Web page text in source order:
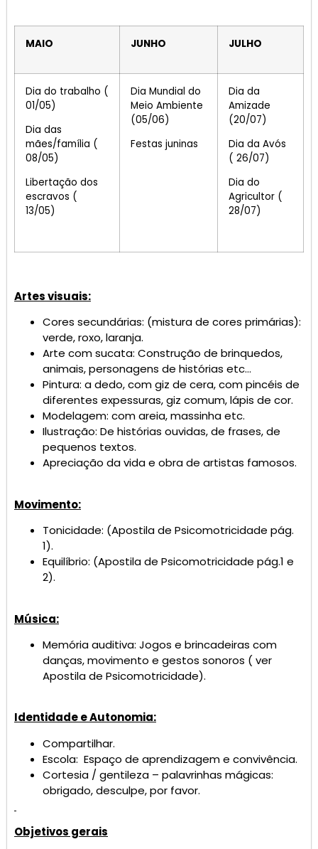
MAIO JUNHO JULHO
Dia do trabalho (
01/05)
Dia das
mães/família (
08/05)
Libertação dos
escravos (
13/05)
Dia Mundial do
Meio Ambiente
(05/06)
Festas juninas
Dia da
Amizade
(20/07)
Dia da Avós
( 26/07)
Dia do
Agricultor (
28/07)
Artes visuais:
Cores secundárias: (mistura de cores primárias):
verde, roxo, laranja.
Arte com sucata: Construção de brinquedos,
animais, personagens de histórias etc…
Pintura: a dedo, com giz de cera, com pincéis de
diferentes expessuras, giz comum, lápis de cor.
Modelagem: com areia, massinha etc.
Ilustração: De histórias ouvidas, de frases, de
pequenos textos.
Apreciação da vida e obra de artistas famosos.
Movimento:
Tonicidade: (Apostila de Psicomotricidade pág.
1).
Equilíbrio: (Apostila de Psicomotricidade pág.1 e
2).
Música:
Memória auditiva: Jogos e brincadeiras com
danças, movimento e gestos sonoros ( ver
Apostila de Psicomotricidade).
Identidade e Autonomia:
Compartilhar.
Escola: Espaço de aprendizagem e convivência.
Cortesia / gentileza – palavrinhas mágicas:
obrigado, desculpe, por favor.
Objetivos gerais